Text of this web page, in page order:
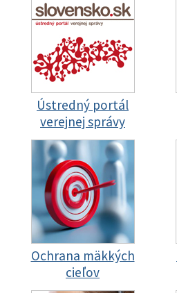
Ústredný portál
verejnej správy
Ochrana mäkkých
cieľov